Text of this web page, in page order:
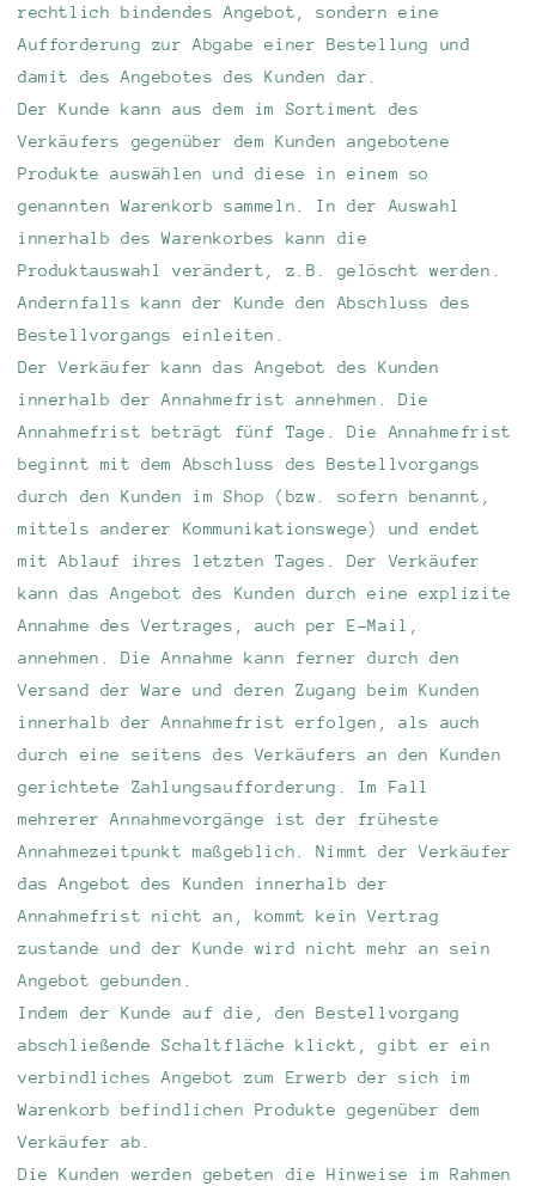
rechtlich bindendes Angebot, sondern eine
Aufforderung zur Abgabe einer Bestellung und
damit des Angebotes des Kunden dar.
Der Kunde kann aus dem im Sortiment des
Verkäufers gegenüber dem Kunden angebotene
Produkte auswählen und diese in einem so
genannten Warenkorb sammeln. In der Auswahl
innerhalb des Warenkorbes kann die
Produktauswahl verändert, z.B. gelöscht werden.
Andernfalls kann der Kunde den Abschluss des
Bestellvorgangs einleiten.
Der Verkäufer kann das Angebot des Kunden
innerhalb der Annahmefrist annehmen. Die
Annahmefrist beträgt fünf Tage. Die Annahmefrist
beginnt mit dem Abschluss des Bestellvorgangs
durch den Kunden im Shop (bzw. sofern benannt,
mittels anderer Kommunikationswege) und endet
mit Ablauf ihres letzten Tages. Der Verkäufer
kann das Angebot des Kunden durch eine explizite
Annahme des Vertrages, auch per E-Mail,
annehmen. Die Annahme kann ferner durch den
Versand der Ware und deren Zugang beim Kunden
innerhalb der Annahmefrist erfolgen, als auch
durch eine seitens des Verkäufers an den Kunden
gerichtete Zahlungsaufforderung. Im Fall
mehrerer Annahmevorgänge ist der früheste
Annahmezeitpunkt maßgeblich. Nimmt der Verkäufer
das Angebot des Kunden innerhalb der
Annahmefrist nicht an, kommt kein Vertrag
zustande und der Kunde wird nicht mehr an sein
Angebot gebunden.
Indem der Kunde auf die, den Bestellvorgang
abschließende Schaltfläche klickt, gibt er ein
verbindliches Angebot zum Erwerb der sich im
Warenkorb befindlichen Produkte gegenüber dem
Verkäufer ab.
Die Kunden werden gebeten die Hinweise im Rahmen